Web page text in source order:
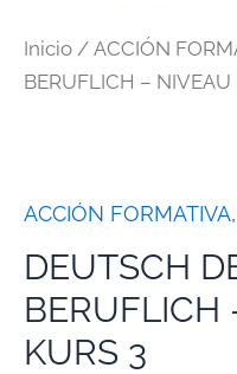
Inicio / ACCIÓN
BERUFLICH – NIVEAU
ACCIÓN FORMATIVA,
DEUTSCH
BERUFLICH
KURS 3